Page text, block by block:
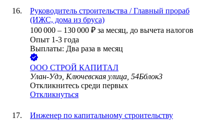
Руководитель строительства / Главный прораб
(ИЖС, дома из бруса)
100 000 – 130 000 ₽ за месяц, до вычета налогов
Опыт 1-3 года
Выплаты: Два раза в месяц
ООО СТРОЙ КАПИТАЛ
Улан-Удэ, Ключевская улица, 54Бблок3
Откликнитесь среди первых
Откликнуться
Инженер по капитальному строительству